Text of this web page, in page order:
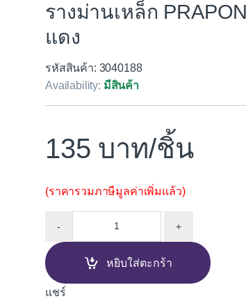
รางม่านเหล็ก
แดง
รหัสสินค้า: 3040188
Availability: มีสินค้า
135 /ชิ้น
(ราคารวมภาษีมูลค่าเพิ่มแล้ว)
- +
หยิบใส่ตะกร้า
แชร์